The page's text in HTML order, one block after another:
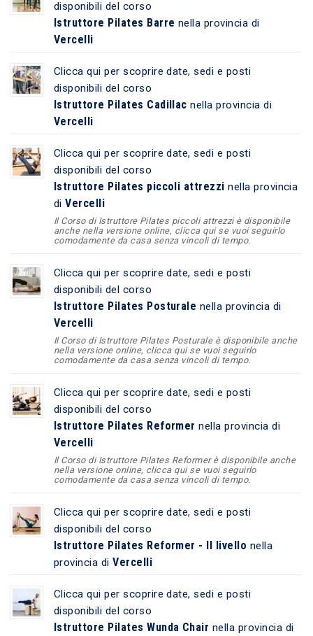
disponibili del corso
Istruttore Pilates Barre nella provincia di
Vercelli
Clicca qui per scoprire date, sedi e posti
disponibili del corso
Istruttore Pilates Cadillac nella provincia di
Vercelli
Clicca qui per scoprire date, sedi e posti
disponibili del corso
Istruttore Pilates piccoli attrezzi nella provincia
diVercelli
Il Corso di Istruttore Pilates piccoli attrezzi è disponibile
anche nella versione online, clicca qui se vuoi seguirlo
comodamente da casa senza vincoli di tempo.
Clicca qui per scoprire date, sedi e posti
disponibili del corso
Istruttore Pilates Posturale nella provincia di
Vercelli
Il Corso di Istruttore Pilates Posturale è disponibile anche
nella versione online, clicca qui se vuoi seguirlo
comodamente da casa senza vincoli di tempo.
Clicca qui per scoprire date, sedi e posti
disponibili del corso
Istruttore Pilates Reformer nella provincia di
Vercelli
Il Corso di Istruttore Pilates Reformer è disponibile anche
nella versione online, clicca qui se vuoi seguirlo
comodamente da casa senza vincoli di tempo.
Clicca qui per scoprire date, sedi e posti
disponibili del corso
Istruttore Pilates Reformer - II livello nella
provincia diVercelli
Clicca qui per scoprire date, sedi e posti
disponibili del corso
Istruttore Pilates Wunda Chair nella provincia di